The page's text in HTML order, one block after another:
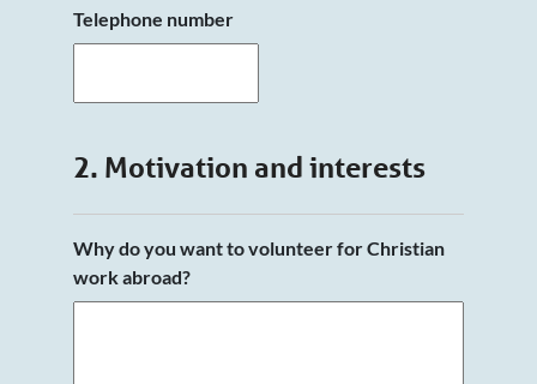
Telephone number
2. Motivation and interests
Why do you want to volunteer for Christian
work abroad?